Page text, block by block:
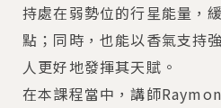
持處在弱勢位的行星能量，
點；同時，也能以香氣支持
人更好地發揮其天賦。
在本課程當中，講師